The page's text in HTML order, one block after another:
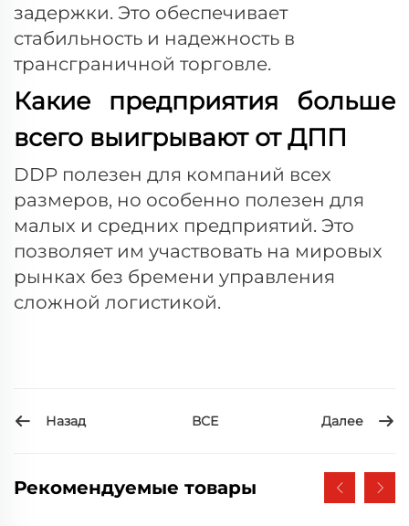
задержки. Это обеспечивает
стабильность и надежность в
трансграничной торговле.
Какие предприятия больше
всего выигрывают от ДПП
DDP полезен для компаний всех
размеров, но особенно полезен для
малых и средних предприятий. Это
позволяет им участвовать на мировых
рынках без бремени управления
сложной логистикой.
Назад ВСЕ Далее
Рекомендуемые товары